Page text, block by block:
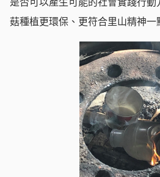
菇種植更環保、更符合里山精神一